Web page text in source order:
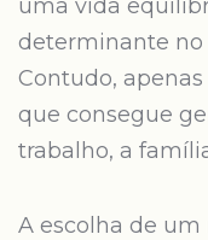
uma vida
determinante no
Contudo,
que consegue
trabalho, a
A escolha de